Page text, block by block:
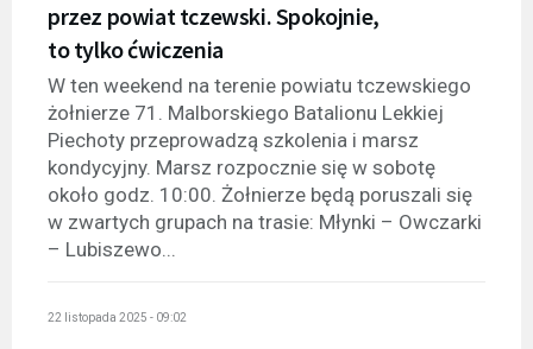
przez powiat tczewski. Spokojnie,
to tylko ćwiczenia
W ten weekend na terenie powiatu tczewskiego
żołnierze 71. Malborskiego Batalionu Lekkiej
Piechoty przeprowadzą szkolenia i marsz
kondycyjny. Marsz rozpocznie się w sobotę
około godz. 10:00. Żołnierze będą poruszali się
w zwartych grupach na trasie: Młynki – Owczarki
– Lubiszewo...
22 listopada 2025 - 09:02